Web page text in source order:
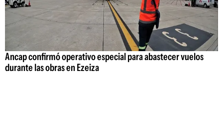
Ancap confirmó operativo especial para abastecer vuelos
durante las obras en Ezeiza